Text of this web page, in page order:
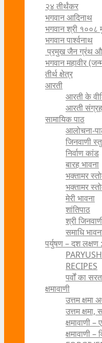
२४ तीर्थंकर
भगवान आदिनाथ
भगवान श्री १००८
भगवान पार्श्वनाथ
प्रमुख जैन ग्रंथ
भगवान महावीर
तीर्थ क्षेत्र
आरती
आरती के
आरती संग्रह
सामायिक पाठ
आलोचना-
जिनवाणी
निर्वाण कांड
बारह भावना
भक्तामर
भक्तामर
मेरी भावना
शांतिपाठ
श्री
समाधि
पर्युषण – दश लक्षण
RECIPES
पर्वों का
क्षमावाणी
उत्तम क्षमा
उत्तम क्षमा,
क्षमावाणी –
क्षमावाणी –